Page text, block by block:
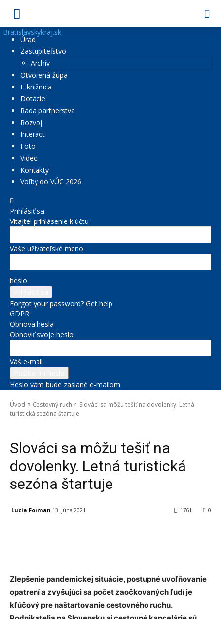
Bratislavskykraj.sk
Úrad
Zastupiteľstvo
Archív
Otvorená župa
E-knižnica
Dotácie
Rada partnerstva
Rozvoj
Interact
Foto
Video
Kontakty
Voľby do VÚC 2026
Prihlásiť sa
Vitajte! prihlásenie k účtu
Vaše užívateľské meno
heslo
Forgot your password? Get help
GDPR
Obnova hesla
Obnoviť svoje heslo
Váš e-mail
Heslo vám bude zaslané e-mailom
Úvod Cestovný ruch
Slováci sa môžu tešiť na dovolenky. Letná
turistická sezóna štartuje
Slováci sa môžu tešiť na
dovolenky. Letná turistická
sezóna štartuje
Lucia Forman 13. júna 2021 0
1761
Zlepšenie pandemickej situácie, postupné uvoľňovanie
opatrení a zvyšujúci sa počet zaočkovaných ľudí je
kľúčový pre naštartovanie cestovného ruchu.